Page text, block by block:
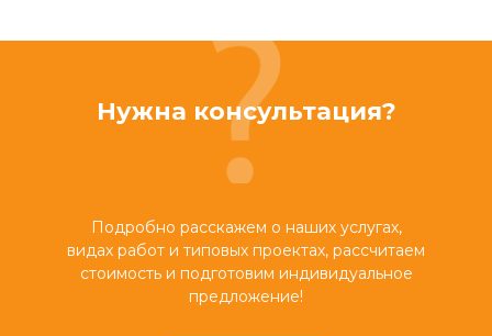
Нужна консультация?
Подробно расскажем о наших услугах,
видах работ и типовых проектах, рассчитаем
стоимость и подготовим индивидуальное
предложение!